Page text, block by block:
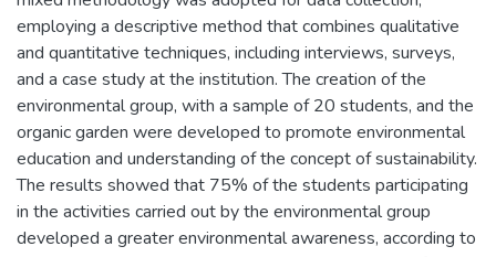
employing a descriptive method that combines qualitative
and quantitative techniques, including interviews, surveys,
and a case study at the institution. The creation of the
environmental group, with a sample of 20 students, and the
organic garden were developed to promote environmental
education and understanding of the concept of sustainability.
The results showed that 75% of the students participating
in the activities carried out by the environmental group
developed a greater environmental awareness, according to